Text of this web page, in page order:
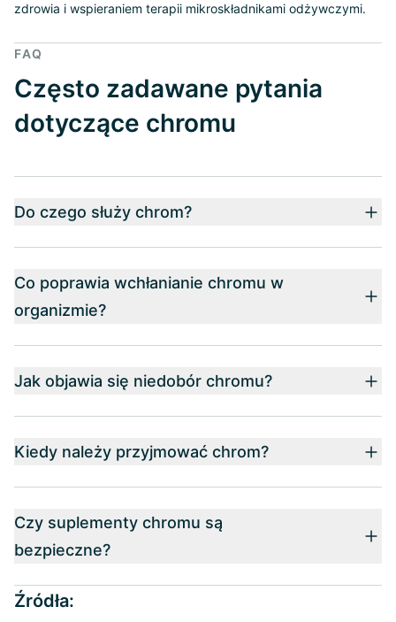
zdrowia i wspieraniem terapii mikroskładnikami odżywczymi.
FAQ
Często zadawane pytania
dotyczące chromu
Do czego służy chrom?
Co poprawia wchłanianie chromu w
organizmie?
Jak objawia się niedobór chromu?
Kiedy należy przyjmować chrom?
Czy suplementy chromu są
bezpieczne?
Źródła: